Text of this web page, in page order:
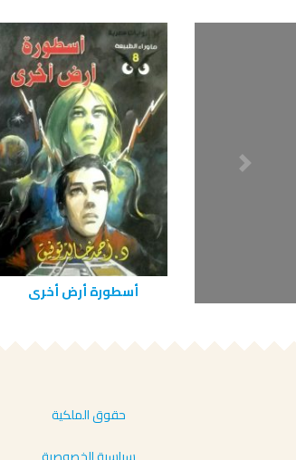
أسطورة أرض أخرى
حقوق الملكية